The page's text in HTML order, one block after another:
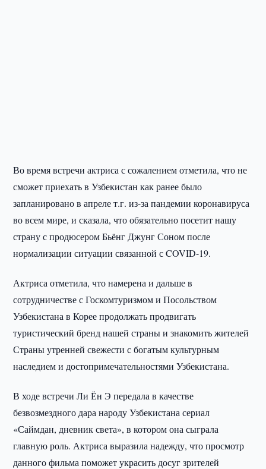
Во время встречи актриса с сожалением отметила, что не
сможет приехать в Узбекистан как ранее было
запланировано в апреле т.г. из-за пандемии коронавируса
во всем мире, и сказала, что обязательно посетит нашу
страну с продюсером Бьёнг Джунг Соном после
нормализации ситуации связанной с COVID-19.
Актриса отметила, что намерена и дальше в
сотрудничестве с Госкомтуризмом и Посольством
Узбекистана в Корее продолжать продвигать
туристический бренд нашей страны и знакомить жителей
Страны утренней свежести с богатым культурным
наследием и достопримечательностями Узбекистана.
В ходе встречи Ли Ён Э передала в качестве
безвозмездного дара народу Узбекистана сериал
«Саймдан, дневник света», в котором она сыграла
главную роль. Актриса выразила надежду, что просмотр
данного фильма поможет украсить досуг зрителей